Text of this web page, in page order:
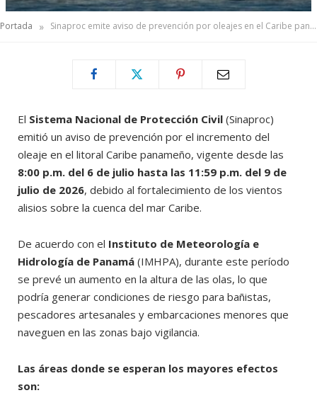
Portada » Sinaproc emite aviso de prevención por oleajes en el Caribe panameño hasta el 9 de julio
El Sistema Nacional de Protección Civil (Sinaproc)
emitió un aviso de prevención por el incremento del
oleaje en el litoral Caribe panameño, vigente desde las
8:00 p.m. del 6 de julio hasta las 11:59 p.m. del 9 de
julio de 2026, debido al fortalecimiento de los vientos
alisios sobre la cuenca del mar Caribe.
De acuerdo con el Instituto de Meteorología e
Hidrología de Panamá (IMHPA), durante este período
se prevé un aumento en la altura de las olas, lo que
podría generar condiciones de riesgo para bañistas,
pescadores artesanales y embarcaciones menores que
naveguen en las zonas bajo vigilancia.
Las áreas donde se esperan los mayores efectos
son: